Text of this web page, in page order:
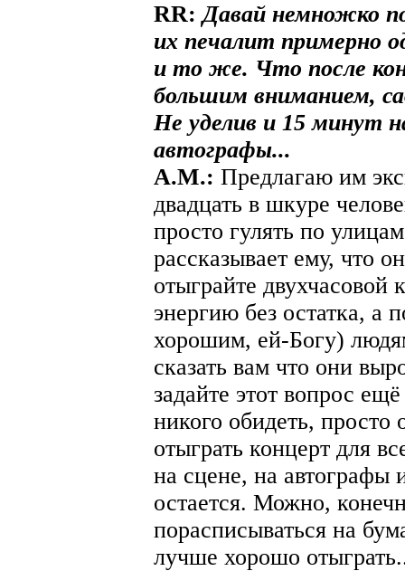
RR: Давай немножко
их печалит примерно
и то же. Что после
большим вниманием,
Не уделив и 15 минут
автографы...
A.М.: Предлагаю им
двадцать в шкуре
просто гулять по
рассказывает ему, что
отыграйте двухчасовой
энергию без остатка, а
хорошим, ей-Богу)
сказать вам что они
задайте этот вопрос
никого обидеть, просто
отыграть концерт для
на сцене, на автографы
остается. Можно,
порасписываться на
лучше хорошо